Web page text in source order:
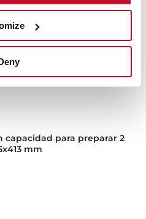
capacidad para preparar 2
mm